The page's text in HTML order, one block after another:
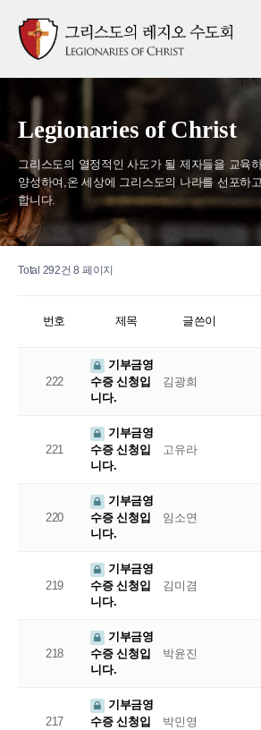
Legionaries of Christ
그리스도의 열정적인 사도가 될 제자들을 교육
양성하여,온 세상에 그리스도의 나라를 선포하
합니다.
Total 292건 8 페이지
번호 제목 글쓴이
222
기부금영
수증 신청입
니다.
김광희
221
기부금영
수증 신청입
니다.
고유라
220
기부금영
수증 신청입
니다.
임소연
219
기부금영
수증 신청입
니다.
김미겸
218
기부금영
수증 신청입
니다.
박윤진
217
기부금영
수증 신청입
박민영